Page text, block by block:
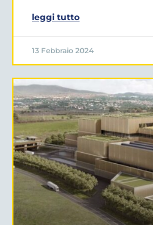
leggi tutto
13 Febbraio 2024